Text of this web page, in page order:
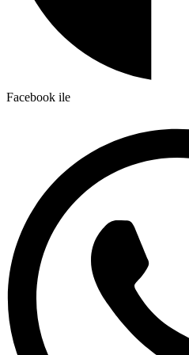
Facebook ile